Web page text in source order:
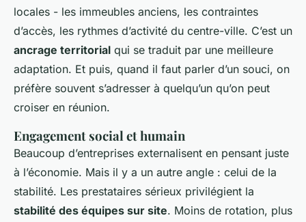
locales - les immeubles anciens, les contraintes
d’accès, les rythmes d’activité du centre-ville. C’est un
ancrage territorial qui se traduit par une meilleure
adaptation. Et puis, quand il faut parler d’un souci, on
préfère souvent s’adresser à quelqu’un qu’on peut
croiser en réunion.
Engagement social et humain
Beaucoup d’entreprises externalisent en pensant juste
à l’économie. Mais il y a un autre angle : celui de la
stabilité. Les prestataires sérieux privilégient la
stabilité des équipes sur site. Moins de rotation, plus